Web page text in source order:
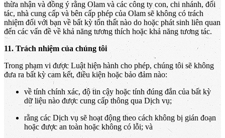
thừa nhận và đồng ý rằng Olam và các công ty con, chi nhánh, đối
tác, nhà cung cấp và bên cấp phép của Olam sẽ không có trách
nhiệm đối với bạn về bất kỳ tổn thất nào do hoặc phát sinh liên quan
đến các vấn đề về khả năng tương thích hoặc khả năng tương tác.
11. Trách nhiệm của chúng tôi
Trong phạm vi được Luật hiện hành cho phép, chúng tôi sẽ không
đưa ra bất kỳ cam kết, điều kiện hoặc bảo đảm nào:
về tính chính xác, độ tin cậy hoặc tính đúng đắn của bất kỳ
dữ liệu nào được cung cấp thông qua Dịch vụ;
rằng các Dịch vụ sẽ hoạt động theo cách không bị gián đoạn
hoặc được an toàn hoặc không có lỗi; và